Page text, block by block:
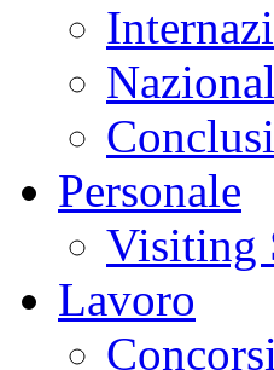
Conclusi
Personale
Visiting
Lavoro
Concorsi